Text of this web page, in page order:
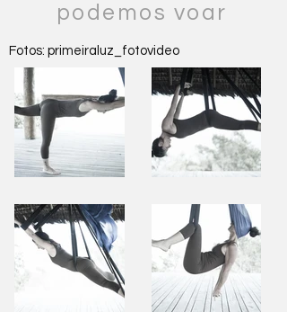
podemos voar
Fotos: primeiraluz_fotovideo